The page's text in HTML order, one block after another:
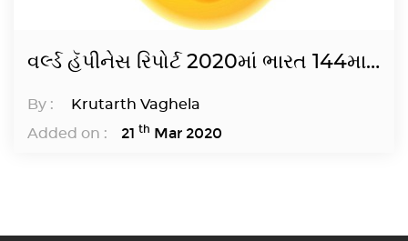
વર્લ્ડ હૅપીનેસ રિપોર્ટ 2020માં ભારત 144મા
By :
Krutarth Vaghela
Added on :
21 th Mar 2020